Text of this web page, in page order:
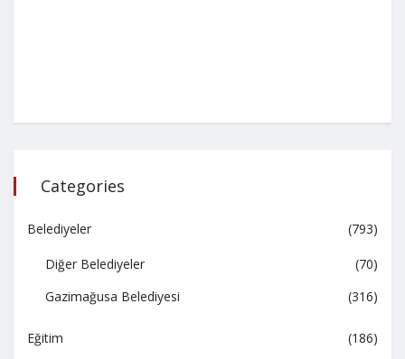
Categories
Belediyeler (793)
Diğer Belediyeler
(70)
Gazimağusa Belediyesi
(316)
Eğitim (186)